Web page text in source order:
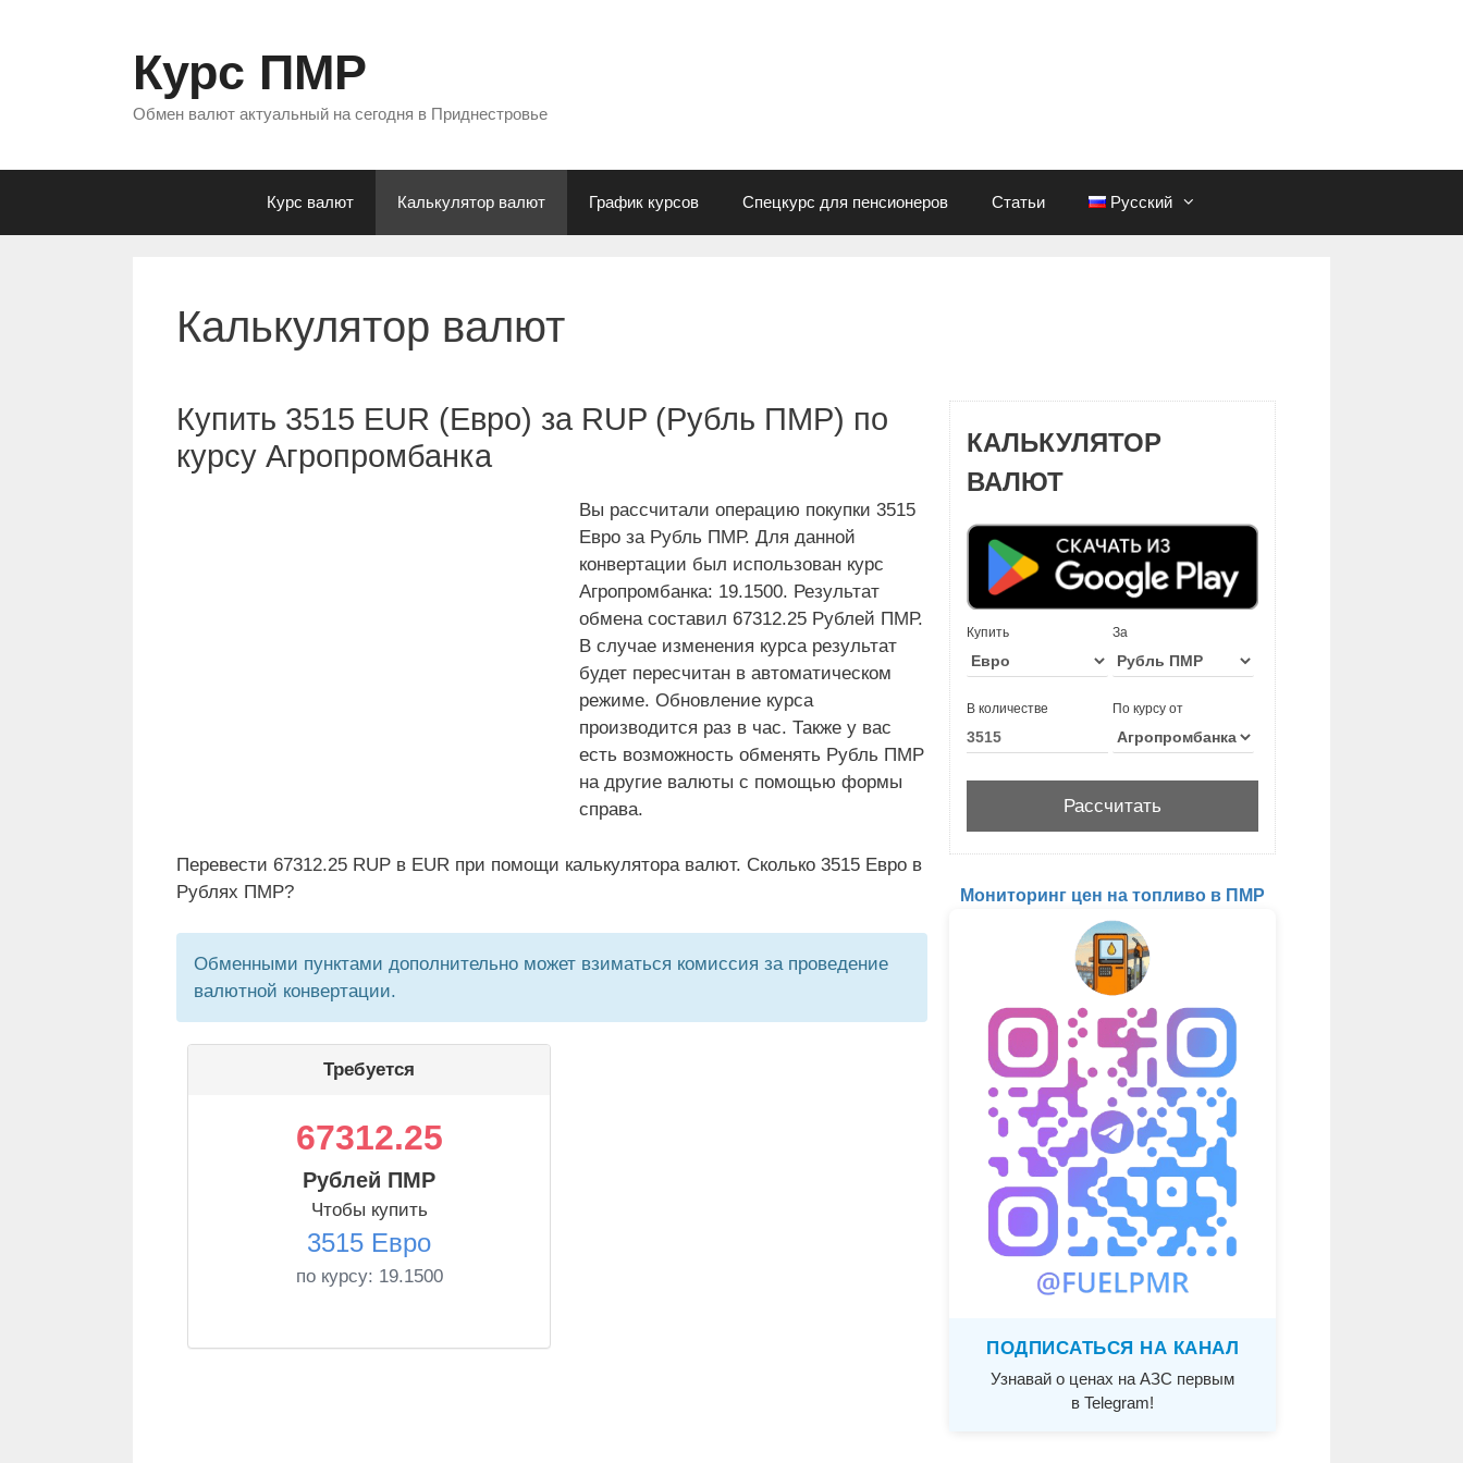
Курс ПМР
Обмен валют актуальный на сегодня в Приднестровье
Курс валют Калькулятор валют График курсов Спецкурс для пенсионеров Статьи Русский
Калькулятор валют
Купить 3515 EUR (Евро) за RUP (Рубль ПМР) по
курсу Агропромбанка
Вы рассчитали операцию покупки 3515
Евро за Рубль ПМР. Для данной
конвертации был использован курс
Агропромбанка: 19.1500. Результат
обмена составил 67312.25 Рублей ПМР.
В случае изменения курса результат
будет пересчитан в автоматическом
режиме. Обновление курса
производится раз в час. Также у вас
есть возможность обменять Рубль ПМР
на другие валюты с помощью формы
справа.
Перевести 67312.25 RUP в EUR при помощи калькулятора валют. Сколько 3515 Евро в
Рублях ПМР?
Обменными пунктами дополнительно может взиматься комиссия за проведение
валютной конвертации.
Требуется
67312.25
Рублей ПМР
Чтобы купить
3515 Евро
по курсу: 19.1500
КАЛЬКУЛЯТОР
ВАЛЮТ
Купить За
В количестве По курсу от
Мониторинг цен на топливо в ПМР
ПОДПИСАТЬСЯ НА КАНАЛ
Узнавай о ценах на АЗС первым
в Telegram!